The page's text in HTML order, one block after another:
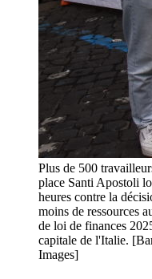
Plus de 500
place Santi Apostoli
heures contre la
moins de ressources
de loi de finances
capitale de l'Italie.
Images]